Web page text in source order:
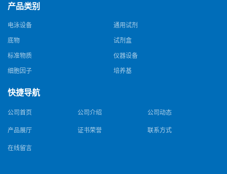
产品类别
电泳设备 通用试剂
底物 试剂盒
标准物质 仪器设备
细胞因子 培养基
快捷导航
公司首页 公司介绍 公司动态
产品展厅 证书荣誉 联系方式
在线留言